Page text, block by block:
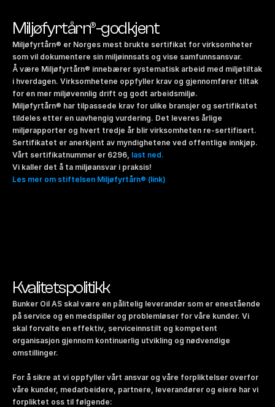
Miljøfyrtårn®-godkjent
Miljøfyrtårn® er Norges mest brukte sertifikat for virksomheter
som vil dokumentere sin miljøinnsats og vise samfunnsansvar.
Å være Miljøfyrtårn® innebærer systematisk arbeid med miljøtiltak
i hverdagen. Virksomhetene oppfyller krav og gjennomfører tiltak
for en mer miljøvennlig drift og godt arbeidsmiljø.
Miljøfyrtårn® har tilpassede krav for ulike bransjer og sertifikatet
tildeles etter en uavhengig vurdering. Det leveres årlige
miljørapporter og hvert tredje år blir virksomheten re-sertifisert.
Sertifikatet er anerkjent av myndighetene ved offentlige innkjøp.
Vårt sertifikatnummer er 6296, last ned.
Vi kaller det å ta miljøansvar i praksis!
Les mer om stiftelsen Miljøfyrtårn® (link)
Kvalitetspolitikk
Bunker Oil AS skal være en pålitelig leverandør som er enestående
på service og en medspiller og problemløser for våre kunder. Vi
skal forvalte en effektiv, serviceinnstilt og kompetent
organisasjon gjennom kontinuerlig utvikling og nødvendige
omstillinger.
For å sikre at vi oppfyller vårt ansvar og våre forpliktelser overfor
våre kunder, medarbeidere, partnere, leverandører og eiere har vi
forpliktet oss til følgende: